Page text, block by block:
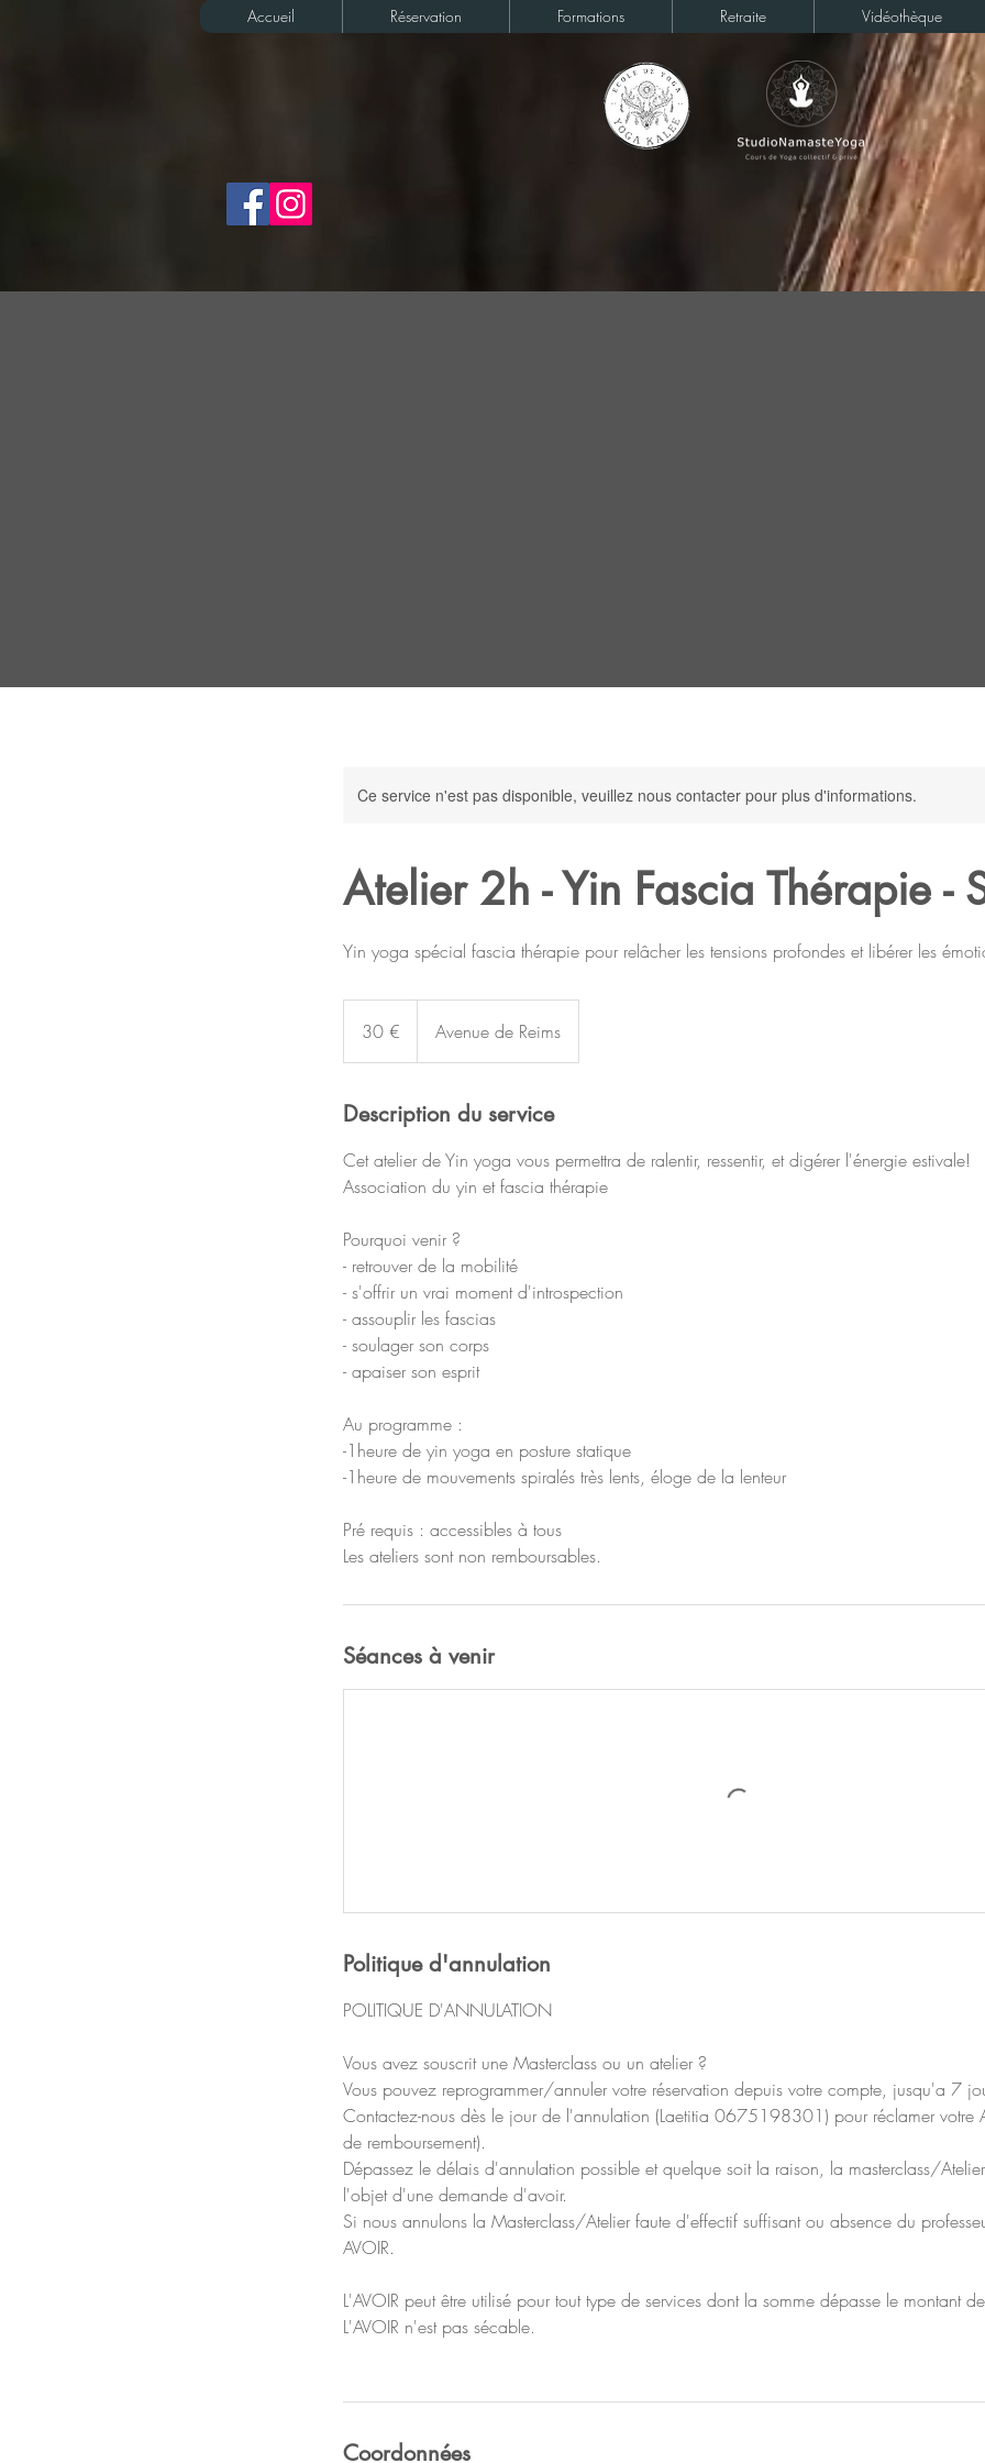
Accueil Réservation Formations Retraite Vidéothèque
Ce service n'est pas disponible, veuillez nous contacter pour plus d'informations.
Atelier 2h - Yin Fascia Thérapie -
Yin yoga spécial fascia thérapie pour relâcher les tensions profondes et libérer les
30 € Avenue de Reims
Description du service
Cet atelier de Yin yoga vous permettra de ralentir, ressentir, et digérer l'énergie estivale!
Association du yin et fascia thérapie
Pourquoi venir ?
- retrouver de la mobilité
- s'offrir un vrai moment d'introspection
- assouplir les fascias
- soulager son corps
- apaiser son esprit
Au programme :
-1heure de yin yoga en posture statique
-1heure de mouvements spiralés très lents, éloge de la lenteur
Pré requis : accessibles à tous
Les ateliers sont non remboursables.
Séances à venir
Politique d'annulation
POLITIQUE D'ANNULATION
Vous avez souscrit une Masterclass ou un atelier ?
Vous pouvez reprogrammer/annuler votre réservation depuis votre compte, jusqu'a 7
Contactez-nous dès le jour de l'annulation (Laetitia 0675198301) pour réclamer votre
de remboursement).
Dépassez le délais d'annulation possible et quelque soit la raison, la masterclass/
l'objet d'une demande d'avoir.
Si nous annulons la Masterclass/Atelier faute d'effectif suffisant ou absence du
AVOIR.
L'AVOIR peut être utilisé pour tout type de services dont la somme dépasse le montant
L'AVOIR n'est pas sécable.
Coordonnées